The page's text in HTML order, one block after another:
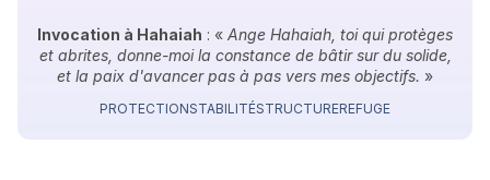
Invocation à Hahaiah : « Ange Hahaiah, toi qui protèges
et abrites, donne-moi la constance de bâtir sur du solide,
et la paix d'avancer pas à pas vers mes objectifs. »
PROTECTIONSTABILITÉSTRUCTUREREFUGE